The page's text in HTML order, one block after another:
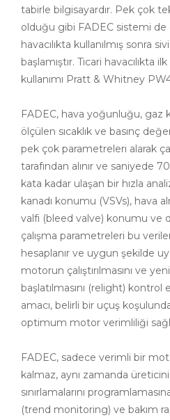
tabirle bilgisayardır. Pek çok
olduğu gibi FADEC sistemi de
havacılıkta kullanılmış sonra
başlamıştır. Ticari havacılıkta ilk
kullanımı Pratt & Whitney
FADEC, hava yoğunluğu, gaz
ölçülen sıcaklık ve basınç
pek çok parametreleri alarak
tarafından alınır ve saniyede 70
kata kadar ulaşan bir hızla
kanadı konumu (VSVs), hava
valfi (bleed valve) konumu ve
çalışma parametreleri bu
hesaplanır ve uygun şekilde
motorun çalıştırılmasını ve
başlatılmasını (relight) kontrol
amacı, belirli bir uçuş
optimum motor verimliliği
FADEC, sadece verimli bir
kalmaz, aynı zamanda
sınırlamalarını
(trend monitoring) ve bakım